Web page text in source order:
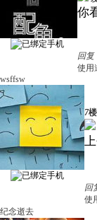
你
回复
使用
wsffsw
7楼
回
使
纪念逝去